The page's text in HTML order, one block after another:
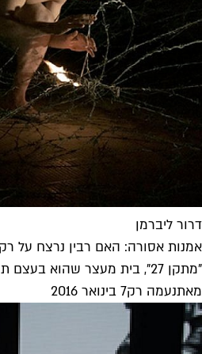
דרור ליברמן
אמנות אסורה: האם רבין נרצח על
"מתקן 27", בית מעצר שהוא בעצם תערוכה שהוקמה בבית העיר, הוא חזון דיסטופי־גרוטסקי המציע מפגש קרקסי במיוחד עם אמנות פוליטית שהושמה...
מאתנעמה רק7 בינואר 2016